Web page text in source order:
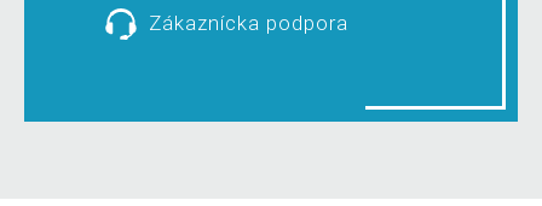
Zákaznícka podpora